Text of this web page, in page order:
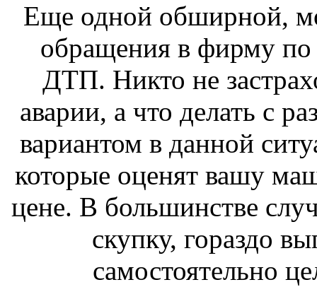
Еще одной обширной,
обращения в фирму по
ДТП. Никто не
аварии, а что делать с
вариантом в данной
которые оценят вашу
цене. В большинстве
скупку, гораздо
самостоятельно